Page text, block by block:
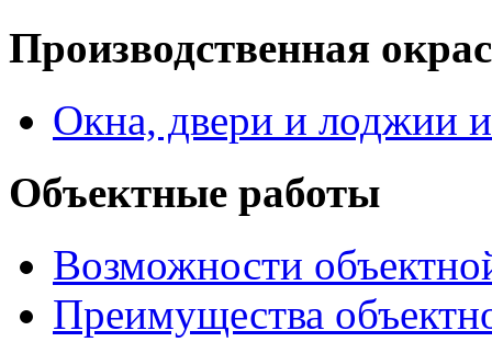
Производственная
Окна, двери и лоджии
Объектные работы
Возможности
Преимущества